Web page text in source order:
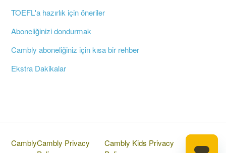
TOEFL'a hazırlık için öneriler
Aboneliğinizi dondurmak
Cambly aboneliğiniz için kısa bir rehber
Ekstra Dakikalar
CamblyCambly Privacy
Cambly Kids Privacy